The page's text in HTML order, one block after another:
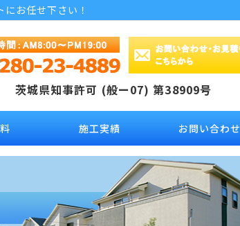
お任せ下さい！
茨城県知事許可 (般ー07) 第38909号
施工実績 お問い合わせ